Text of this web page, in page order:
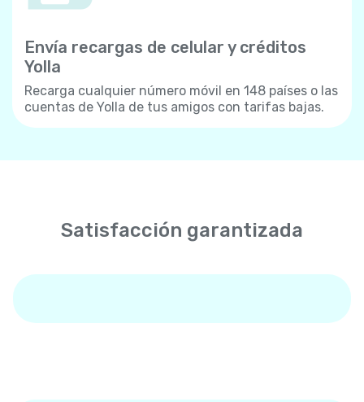
Envía recargas de celular y créditos
Yolla
Recarga cualquier número móvil en 148 países o las
cuentas de Yolla de tus amigos con tarifas bajas.
Satisfacción garantizada